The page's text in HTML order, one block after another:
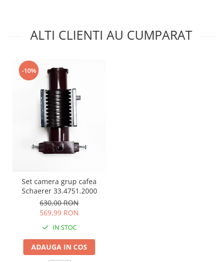
ALTI CLIENTI AU CUMPARAT
-10%
Set camera grup cafea
Schaerer 33.4751.2000
630,00 RON
569,99 RON
IN STOC
ADAUGA IN COS